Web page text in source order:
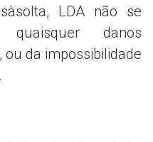
LDA não se
quaisquer danos
da impossibilidade